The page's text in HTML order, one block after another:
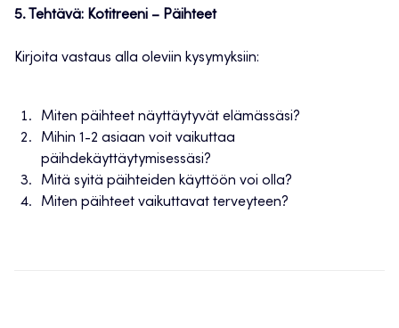
5. Tehtävä: Kotitreeni – Päihteet
Kirjoita vastaus alla oleviin kysymyksiin:
Miten päihteet näyttäytyvät elämässäsi?
Mihin 1-2 asiaan voit vaikuttaa
päihdekäyttäytymisessäsi?
Mitä syitä päihteiden käyttöön voi olla?
Miten päihteet vaikuttavat terveyteen?